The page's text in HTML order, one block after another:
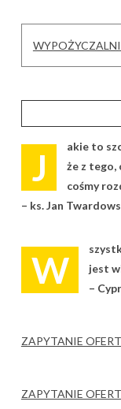
J
akie to
że z tego,
cośmy
– ks. Jan
W
jest
–
ZAPYTANIE
ZAPYTANIE